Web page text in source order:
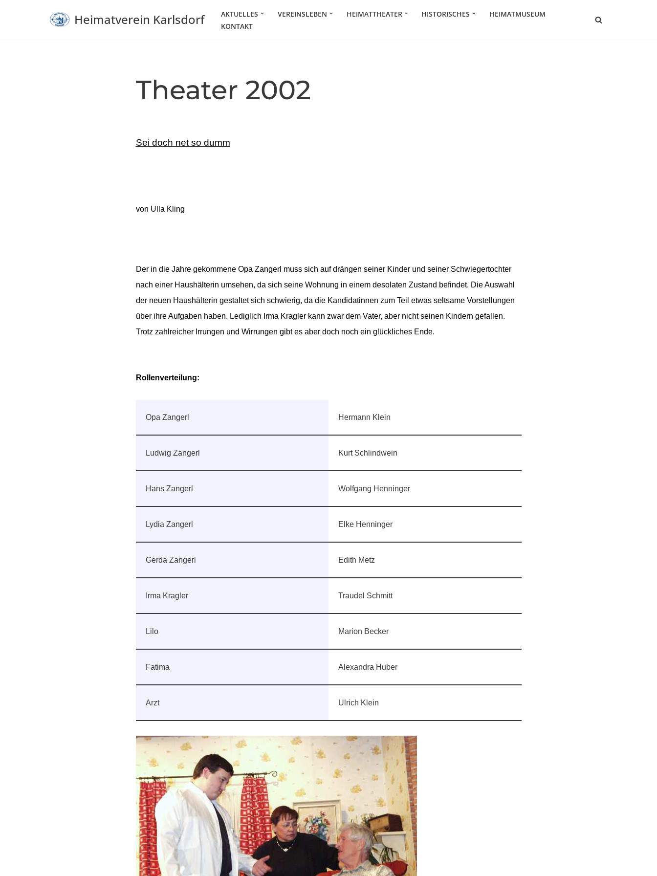
Heimatverein Karlsdorf AKTUELLES VEREINSLEBEN HEIMATTHEATER HISTORISCHES
HEIMATMUSEUM
KONTAKT
Theater 2002
Sei doch net so dumm
von Ulla Kling
Der in die Jahre gekommene Opa Zangerl muss sich auf drängen seiner Kinder und seiner Schwiegertochter
nach einer Haushälterin umsehen, da sich seine Wohnung in einem desolaten Zustand befindet. Die Auswahl
der neuen Haushälterin gestaltet sich schwierig, da die Kandidatinnen zum Teil etwas seltsame Vorstellungen
über ihre Aufgaben haben. Lediglich Irma Kragler kann zwar dem Vater, aber nicht seinen Kindern gefallen.
Trotz zahlreicher Irrungen und Wirrungen gibt es aber doch noch ein glückliches Ende.
Rollenverteilung:
Opa Zangerl Hermann Klein
Ludwig Zangerl Kurt Schlindwein
Hans Zangerl Wolfgang Henninger
Lydia Zangerl Elke Henninger
Gerda Zangerl Edith Metz
Irma Kragler Traudel Schmitt
Lilo Marion Becker
Fatima Alexandra Huber
Arzt Ulrich Klein